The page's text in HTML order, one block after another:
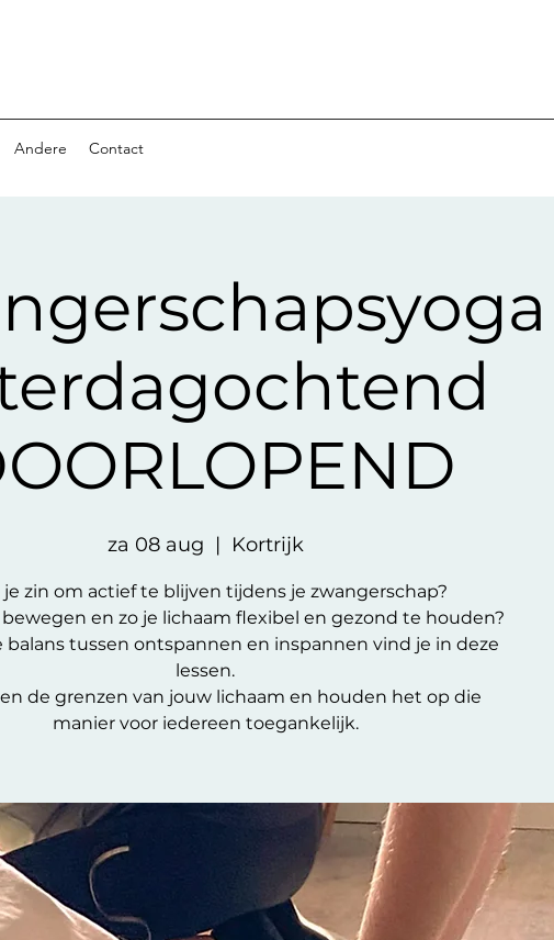
Andere Contact
za 08 aug
  |
Kortrijk
je zin om actief te blijven tijdens je zwangerschap?
en zo je lichaam flexibel en gezond te houden?
balans tussen ontspannen en inspannen vind je in deze
lessen.
de grenzen van jouw lichaam en houden het op die
manier voor iedereen toegankelijk.